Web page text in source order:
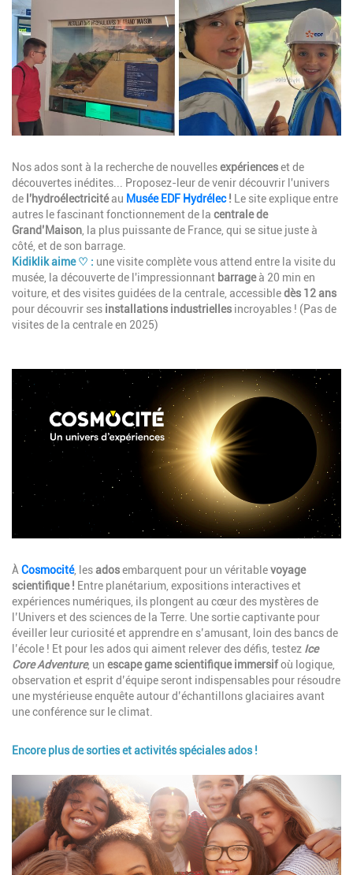
Description
Nos ados sont à la recherche de nouvellesexpérienceset de
découvertes inédites...
Proposez-leur de venir découvrir l'univers
de l'hydroélectricitéau Musée EDF Hydrélec!
Le site explique entre
autres le fascinant fonctionnement de la centrale de
Grand’Maison
la plus puissante de France, qui se situe juste à
côté, et de son barrage.
Kidiklik aime ♡ : une visite complète vous attend entre la visite du
musée, la découverte de l'impressionnant barrageà 20 min en
voiture, et des visites guidées de la centrale, accessibledès 12 ans
pour découvrir ses installations industrielles incroyables ! (Pas de
visites de la centrale en 2025)
Description
ÀCosmocité, lesadosembarquent pour un véritablevoyage
scientifique ! Entre planétarium, expositions interactives et
expériences numériques, ils plongent au cœur des mystères de
l’Univers et des sciences de la Terre. Une sortie captivante pour
éveiller leur curiosité et apprendre en s’amusant, loin des bancs de
l’école ! Et pour les ados qui aiment relever des défis, testez Ice
Core Adventure, un escape game scientifique immersifoù logique,
observation et esprit d’équipe seront indispensables pour résoudre
une mystérieuse enquête autour d’échantillons glaciaires avant
une conférence sur le climat.
Encore plus de sorties et activités spéciales ados !